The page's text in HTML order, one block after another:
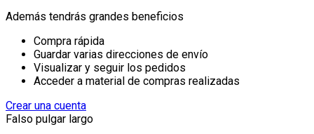
Además tendrás grandes beneficios
Compra rápida
Guardar varias direcciones de envío
Visualizar y seguir los pedidos
Acceder a material de compras realizadas
Crear una cuenta
Falso pulgar largo